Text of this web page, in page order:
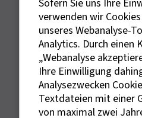
Externe Links sind mit
gekennzeichnet.
Bei personenbezogenen
Sofern Sie uns Ihre
verwenden wir
unseres Webanalyse-
Analytics. Durch einen
„Webanalyse
Ihre Einwilligung
Analysezwecken
Textdateien mit einer
von maximal zwei